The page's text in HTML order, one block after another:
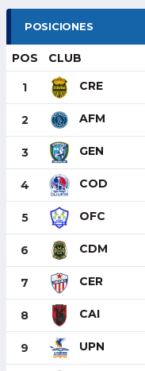
POSICIONES
POS CLUB
1 CRE
2 AFM
3 GEN
4 COD
5 OFC
6 CDM
7 CER
8 CAI
9 UPN